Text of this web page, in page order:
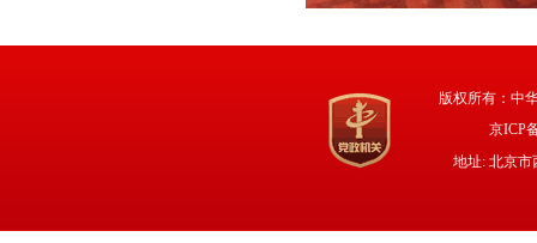
版权所有：中
京ICP
地址: 北京市